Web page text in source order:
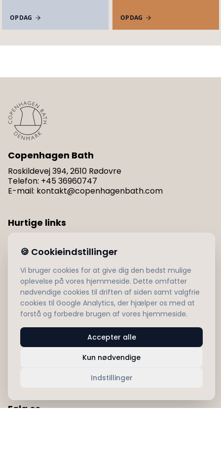
OPDAG OPDAG
Copenhagen Bath
Roskildevej 394, 2610 Rødovre
Telefon: +45 36960747
E-mail: kontakt@copenhagenbath.com
Hurtige links
Projekter
Forhandlere
Kontakt
Information
Privatlivspolitik
Følg os
🍪 Cookieindstillinger
Vi bruger cookies for at give dig den bedst mulige
oplevelse på vores hjemmeside. Dette omfatter
nødvendige cookies til driften af siden samt valgfrie
cookies til Google Analytics, der hjælper os med at
forstå og forbedre brugen af vores hjemmeside.
Accepter alle
Kun nødvendige
Indstillinger